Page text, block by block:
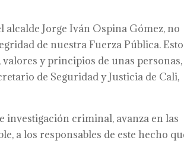
Jorge Iván Ospina Gómez, no
de nuestra Fuerza Pública.
y principios de unas
de Seguridad y Justicia de Cali,
criminal, avanza en las
a los responsables de este hecho